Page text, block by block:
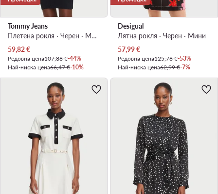
Tommy Jeans
Плетена рокля · Черен · Мини
Актуална цена
59,82€
Редовна цена107,88 €-44%
Най-ниска цена66,47 €-10%
Desigual
Лятна рокля · Черен · Мини
Актуална цена
57,99€
Редовна цена125,78 €-53%
Най-ниска цена62,99 €-7%